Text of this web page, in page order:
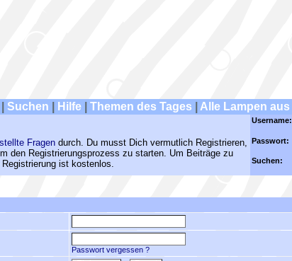
Suchen Hilfe Themen des Tages Alle Lampen aus
Fragen durch. Du musst Dich vermutlich Registrieren,
den Registrierungsprozess zu starten. Um Beiträge zu
ist kostenlos.
Username:
Passwort:
Suchen:
Passwort vergessen ?